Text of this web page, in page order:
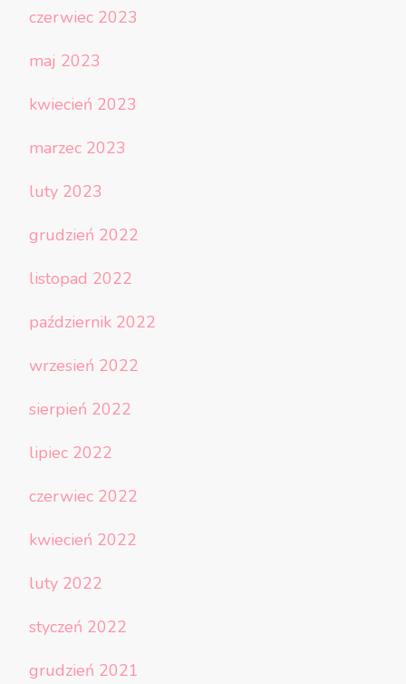
czerwiec 2023
maj 2023
kwiecień 2023
marzec 2023
luty 2023
grudzień 2022
listopad 2022
październik 2022
wrzesień 2022
sierpień 2022
lipiec 2022
czerwiec 2022
kwiecień 2022
luty 2022
styczeń 2022
grudzień 2021